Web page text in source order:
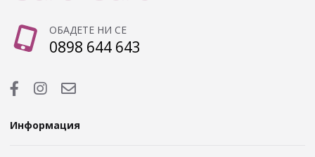
ОБАДЕТЕ НИ СЕ
0898 644 643
Информация